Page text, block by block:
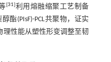
[31]利用熔融缩聚工艺制备
酯(PIsF)-PCL共聚物，证实
理性能从塑性形变调整至韧